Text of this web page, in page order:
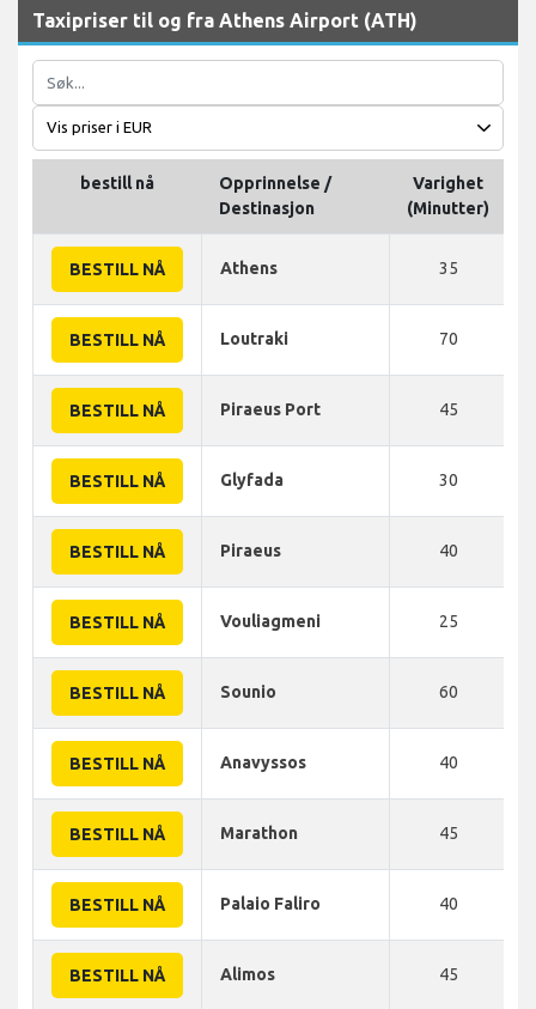
Taxipriser til og fra Athens Airport (ATH)
bestill nå
Opprinnelse /
Destinasjon
Varighet
(Minutter)
BESTILL NÅ Athens 35
BESTILL NÅ Loutraki 70
BESTILL NÅ Piraeus Port 45
BESTILL NÅ Glyfada 30
BESTILL NÅ Piraeus 40
BESTILL NÅ Vouliagmeni 25
BESTILL NÅ Sounio 60
BESTILL NÅ Anavyssos 40
BESTILL NÅ Marathon 45
BESTILL NÅ Palaio Faliro 40
BESTILL NÅ Alimos 45